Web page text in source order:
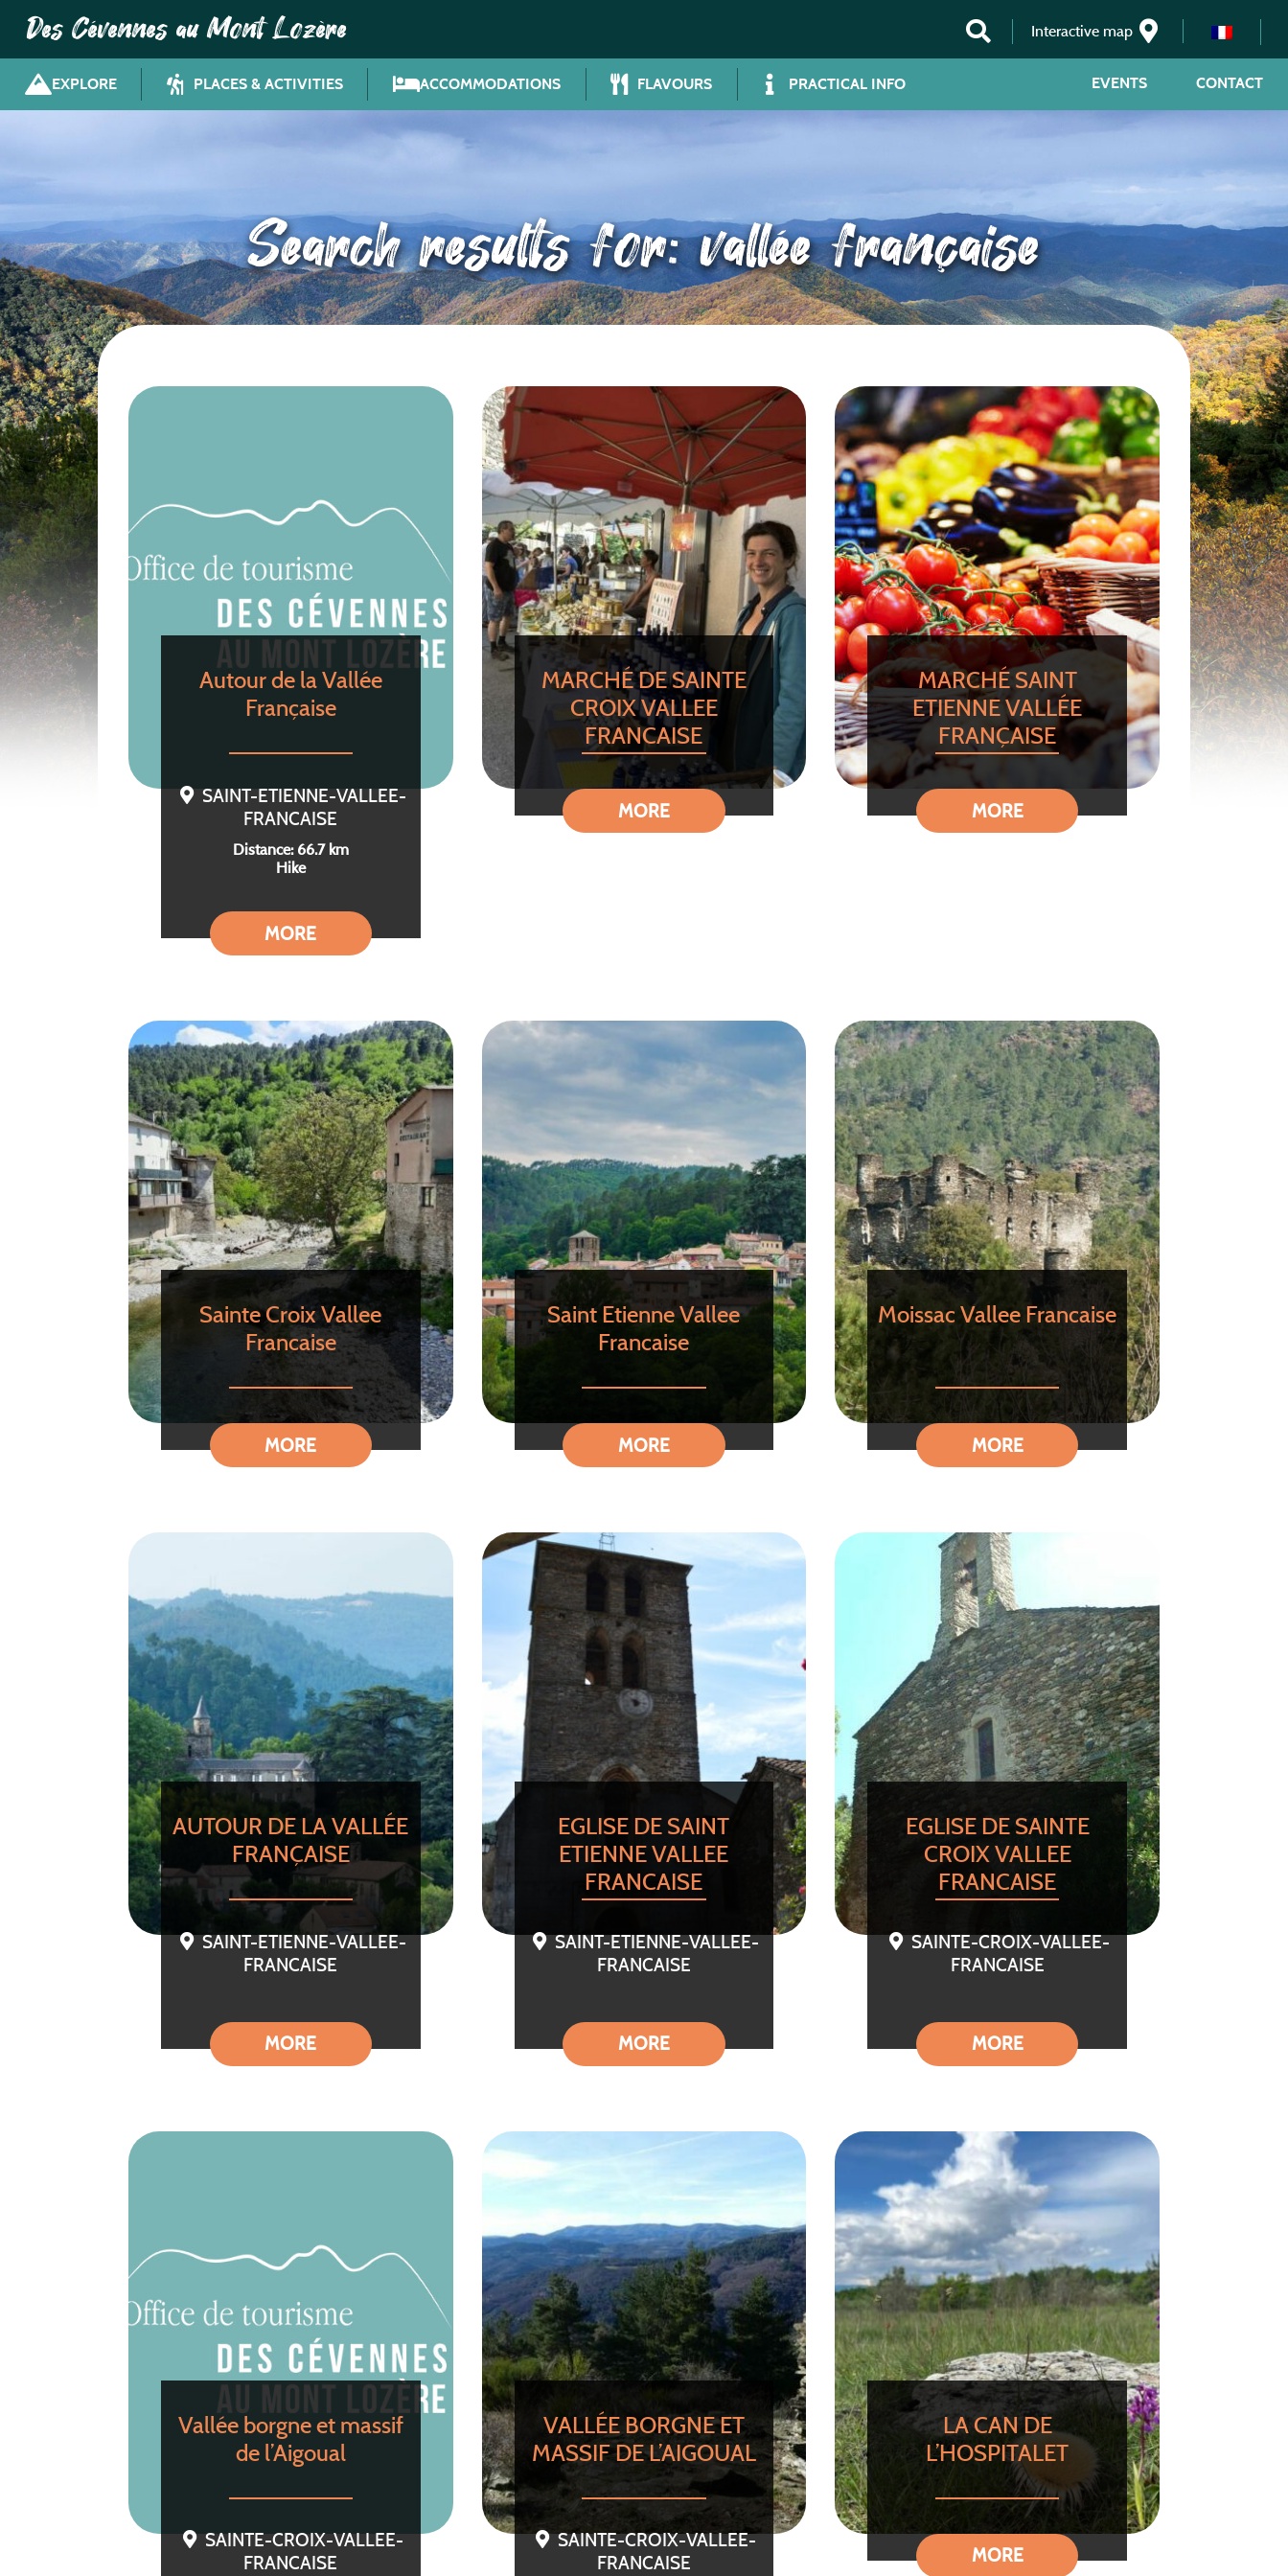
Des Cévennes au Mont Lozère Interactive map
EXPLORE PLACES & ACTIVITIES ACCOMMODATIONS FLAVOURS PRACTICAL INFO CONTACT
EVENTS
Search results for: vallée française
Autour de la Vallée
Française
SAINT-ETIENNE-VALLEE-
FRANCAISE
Distance: 66.7 km
Hike
MORE
MARCHÉ DE SAINTE
CROIX VALLEE
FRANCAISE
MORE
MARCHÉ SAINT
ETIENNE VALLÉE
FRANÇAISE
MORE
Sainte Croix Vallee
Francaise
MORE
Saint Etienne Vallee
Francaise
MORE
Moissac Vallee Francaise
MORE
AUTOUR DE LA VALLÉE
FRANÇAISE
SAINT-ETIENNE-VALLEE-
FRANCAISE
MORE
EGLISE DE SAINT
ETIENNE VALLEE
FRANCAISE
SAINT-ETIENNE-VALLEE-
FRANCAISE
MORE
EGLISE DE SAINTE
CROIX VALLEE
FRANCAISE
SAINTE-CROIX-VALLEE-
FRANCAISE
MORE
Vallée borgne et massif
de l’Aigoual
SAINTE-CROIX-VALLEE-
FRANCAISE
VALLÉE BORGNE ET
MASSIF DE L’AIGOUAL
SAINTE-CROIX-VALLEE-
FRANCAISE
LA CAN DE
L’HOSPITALET
MORE